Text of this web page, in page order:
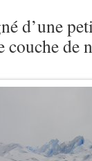
d’une
couche de